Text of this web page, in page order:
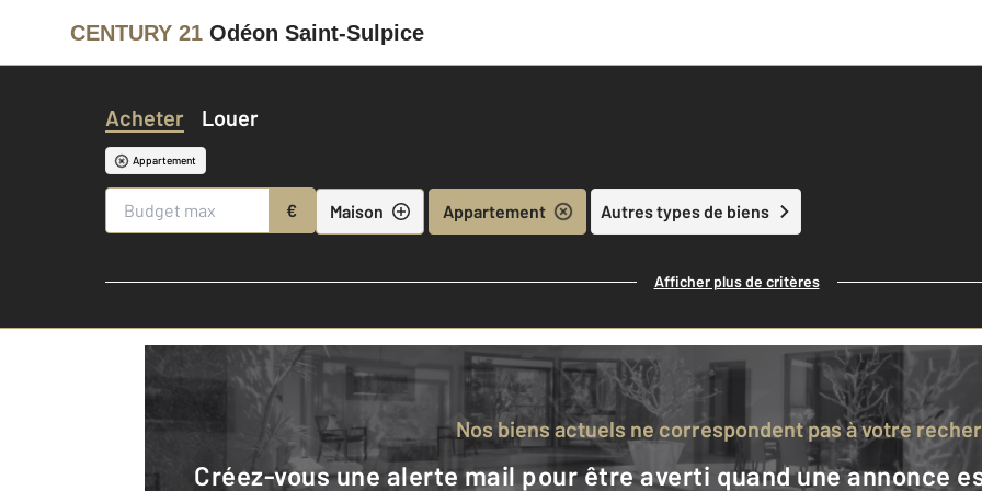
CENTURY 21 Odéon Saint-Sulpice
Acheter Louer
Appartement
€ Maison Appartement Autres types de biens
Afficher plus de critères
Nos biens actuels ne correspondent pas à votre
Créez-vous une alerte mail pour être averti quand une annonce est en ligne et consultez la